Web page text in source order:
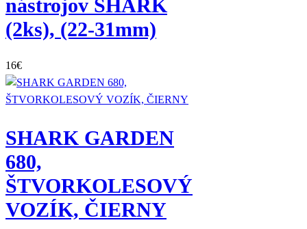
nástrojov SHARK
(2ks), (22-31mm)
16€
SHARK GARDEN
680,
ŠTVORKOLESOVÝ
VOZÍK, ČIERNY